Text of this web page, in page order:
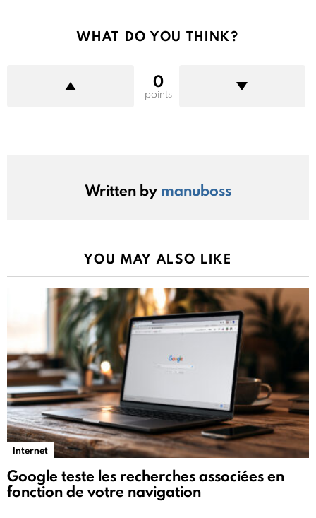
WHAT DO YOU THINK?
0
points
Written by manuboss
YOU MAY ALSO LIKE
Internet
Google teste les recherches associées en
fonction de votre navigation